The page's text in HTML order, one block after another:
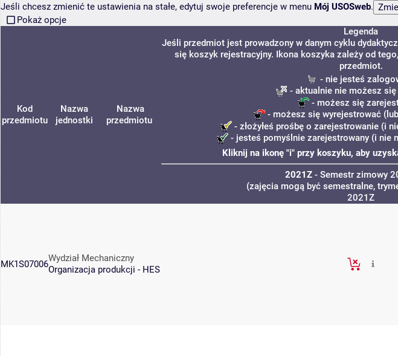
Jeśli chcesz zmienić te ustawienia na stałe, edytuj swoje preferencje w menu Mój USOSweb.
Pokaż opcje
Kod
przedmiotu
Nazwa
jednostki
Nazwa
przedmiotu
Legenda
Jeśli przedmiot jest prowadzony w danym cyklu
się koszyk rejestracyjny. Ikona koszyka zależy od
przedmiot.
- nie jesteś
- aktualnie nie możesz
- możesz się
- możesz się wyrejestrować
- złożyłeś prośbę o zarejestrowanie (i
- jesteś pomyślnie zarejestrowany (i nie
Kliknij na ikonę "i" przy koszyku, aby
2021Z- Semestr zimowy
(zajęcia mogą być semestralne,
2021Z
MK1S07006
Wydział Mechaniczny
Organizacja produkcji - HES